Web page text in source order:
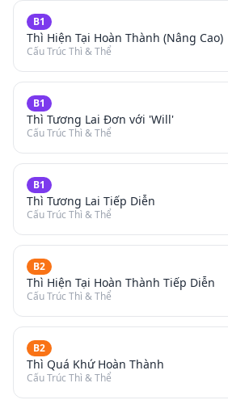
B1
Thì Hiện Tại Hoàn Thành (Nâng Cao)
Cấu Trúc Thì & Thể
B1
Thì Tương Lai Đơn với 'Will'
Cấu Trúc Thì & Thể
B1
Thì Tương Lai Tiếp Diễn
Cấu Trúc Thì & Thể
B2
Thì Hiện Tại Hoàn Thành Tiếp Diễn
Cấu Trúc Thì & Thể
B2
Thì Quá Khứ Hoàn Thành
Cấu Trúc Thì & Thể